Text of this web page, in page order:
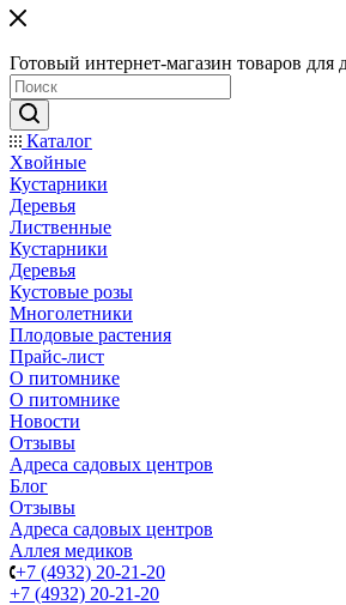
Готовый интернет-магазин товаров для
Каталог
Хвойные
Кустарники
Деревья
Лиственные
Кустарники
Деревья
Кустовые розы
Многолетники
Плодовые растения
Прайс-лист
О питомнике
О питомнике
Новости
Отзывы
Адреса садовых центров
Блог
Отзывы
Адреса садовых центров
Аллея медиков
+7 (4932) 20-21-20
+7 (4932) 20-21-20